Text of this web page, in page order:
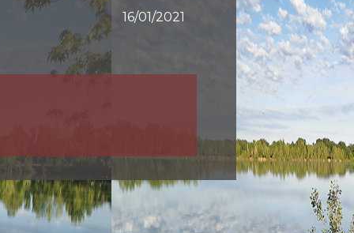
16/01/2021